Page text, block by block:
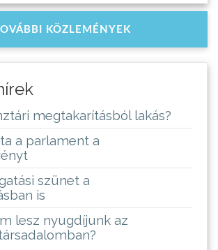
KÖZLEMÉNYEK
megtakarításból lakás?
a parlament a
szünet a
is
lesz nyugdíjunk az